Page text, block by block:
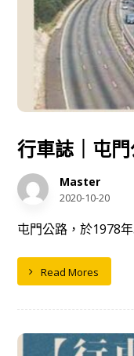
行車誌｜屯
Master
2020-10-20
屯門公路，於1978
Read Mores